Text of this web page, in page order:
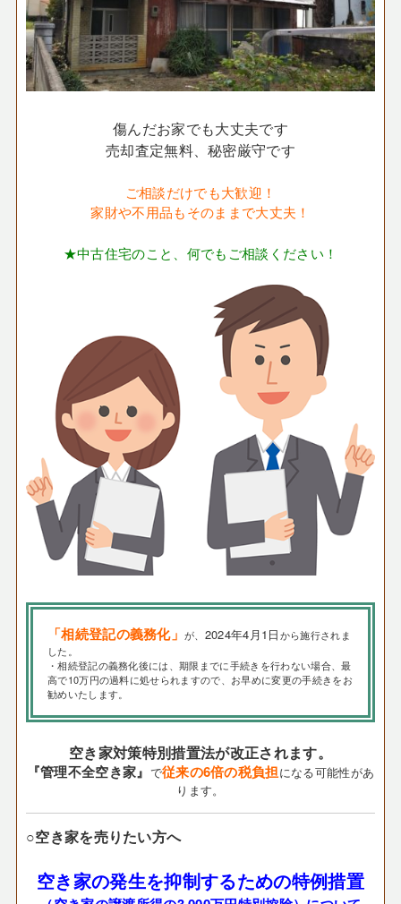
傷んだお家でも大丈夫です
売却査定無料、秘密厳守です
ご相談だけでも大歓迎！
家財や不用品もそのままで大丈夫！
★中古住宅のこと、何でもご相談ください！
「相続登記の義務化」が、 2024年4月1日から施行されま
した。
・相続登記の義務化後には、期限までに手続きを行わない場合、最
高で10万円の過料に処せられますので、お早めに変更の手続きをお
勧めいたします。
空き家対策特別措置法が改正されます。
『管理不全空き家』 で従来の6倍の税負担になる可能性があ
ります。
○空き家を売りたい方へ
空き家の発生を抑制するための特例措置